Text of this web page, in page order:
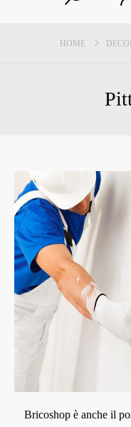
HOME
Bricoshop è anche il